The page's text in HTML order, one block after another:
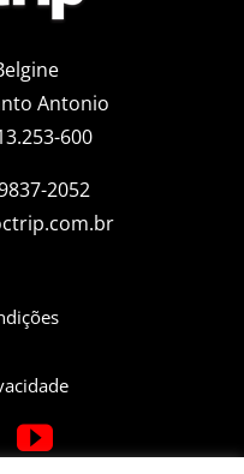
Antonio
600
2052